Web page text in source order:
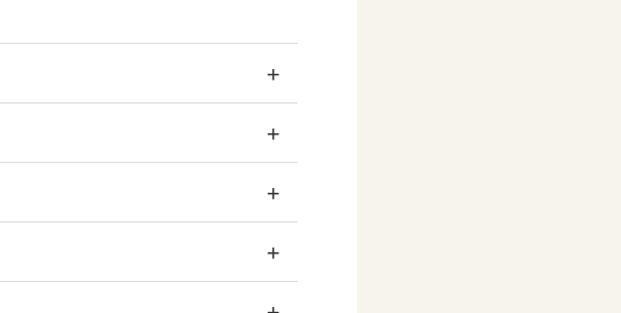
+
+
+
+